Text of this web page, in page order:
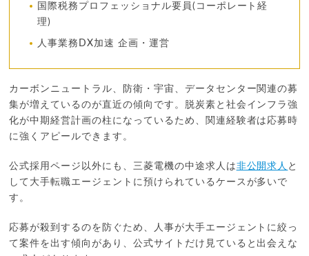
国際税務プロフェッショナル要員(コーポレート経
理)
人事業務DX加速 企画・運営
カーボンニュートラル、防衛・宇宙、データセンター関連の募
集が増えているのが直近の傾向です。脱炭素と社会インフラ強
化が中期経営計画の柱になっているため、関連経験者は応募時
に強くアピールできます。
公式採用ページ以外にも、三菱電機の中途求人は非公開求人 と
して大手転職エージェントに預けられているケースが多いで
す。
応募が殺到するのを防ぐため、人事が大手エージェントに絞っ
て案件を出す傾向があり、公式サイトだけ見ていると出会えな